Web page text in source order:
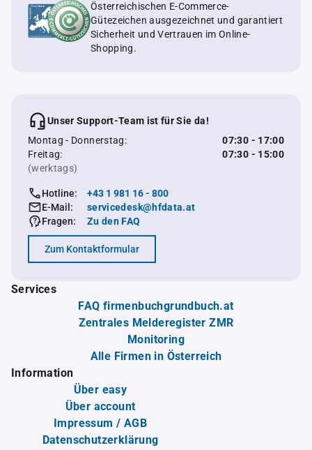
Österreichischen E-Commerce-
Gütezeichen ausgezeichnet und garantiert
Sicherheit und Vertrauen im Online-
Shopping.
Unser Support-Team ist für Sie da!
Montag - Donnerstag:
07:30 - 17:00
Freitag:
07:30 - 15:00
(werktags)
Hotline:
+43 1 981 16 - 800
E-Mail:
servicedesk@hfdata.at
Fragen:
Zu den FAQ
Zum Kontaktformular
Services
FAQ firmenbuchgrundbuch.at
Zentrales Melderegister ZMR
Monitoring
Alle Firmen in Österreich
Information
Über easy
Über account
Impressum / AGB
Datenschutzerklärung